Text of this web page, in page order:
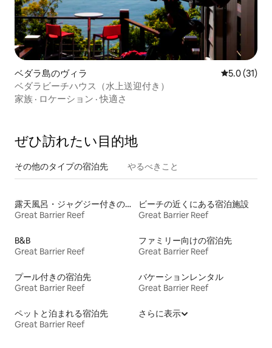
ベダラ島のヴィラ レビュー31
5.0 (31)
ベダラビーチハウス（水上送迎付き）
家族 · ロケーション ·快適さ
ぜひ訪⁠れ⁠た⁠い目⁠的⁠地
その他のタ⁠イ⁠プ⁠の宿⁠泊⁠先 やるべきこと
露天風呂・ジャグジー付きの宿泊施設
Great Barrier Reef
ビーチの近くにある宿泊施設
Great Barrier Reef
B&B
Great Barrier Reef
ファミリー向けの宿泊先
Great Barrier Reef
プール付きの宿泊先
Great Barrier Reef
バケーションレンタル
Great Barrier Reef
ペットと泊まれる宿泊先
Great Barrier Reef
さらに表示